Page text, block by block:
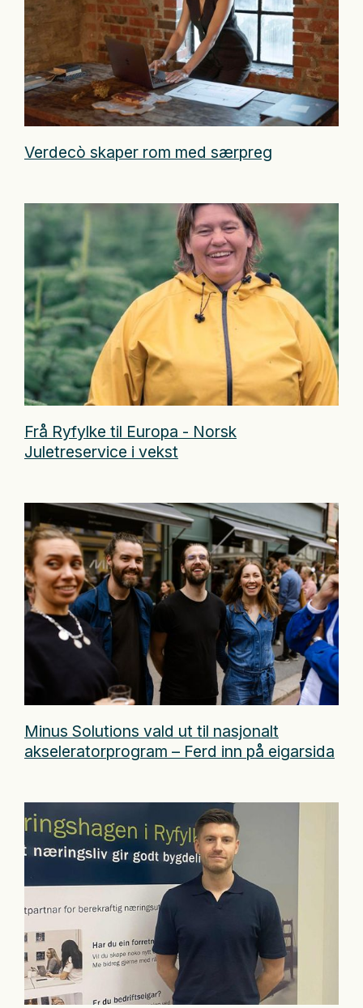
Verdecò skaper rom med særpreg
Frå Ryfylke til Europa - Norsk
Juletreservice i vekst
Minus Solutions vald ut til nasjonalt
akseleratorprogram – Ferd inn på eigarsida